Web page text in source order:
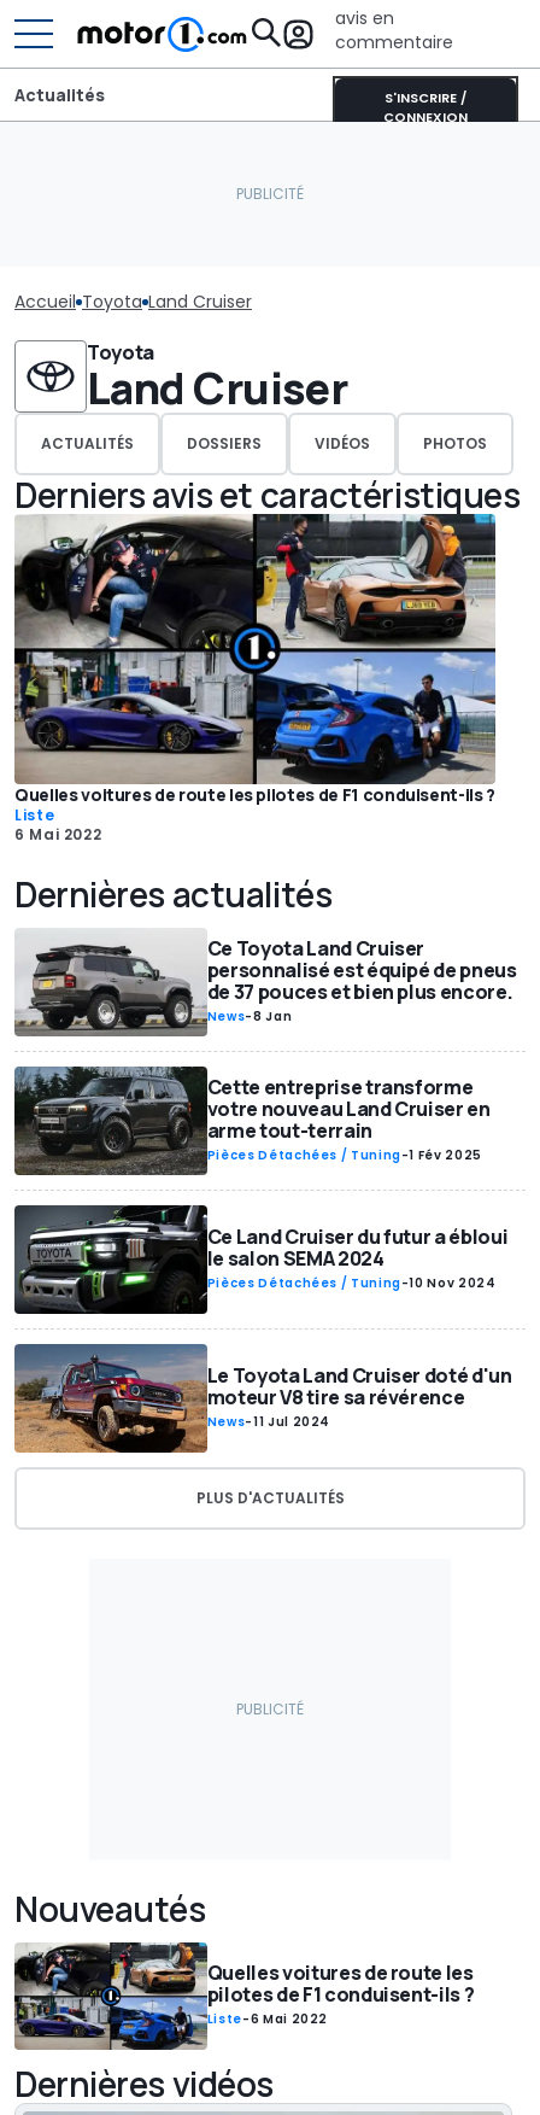
avis en
commentaire
S'INSCRIRE /
CONNEXION
Actualités
Accueil Toyota Land Cruiser
Toyota
Land Cruiser
ACTUALITÉS DOSSIERS VIDÉOS PHOTOS
Derniers avis et caractéristiques
Quelles voitures de route les pilotes de F1 conduisent-ils ?
Liste
6 Mai 2022
Dernières actualités
Ce Toyota Land Cruiser
personnalisé est équipé de pneus
de 37 pouces et bien plus encore.
News-8 Jan
Cette entreprise transforme
votre nouveau Land Cruiser en
arme tout-terrain
Pièces Détachées / Tuning-1 Fév 2025
Ce Land Cruiser du futur a ébloui
le salon SEMA 2024
Pièces Détachées / Tuning-10 Nov 2024
Le Toyota Land Cruiser doté d'un
moteur V8 tire sa révérence
News-11 Jul 2024
PLUS D'ACTUALITÉS
Nouveautés
Quelles voitures de route les
pilotes de F1 conduisent-ils ?
Liste-6 Mai 2022
Dernières vidéos